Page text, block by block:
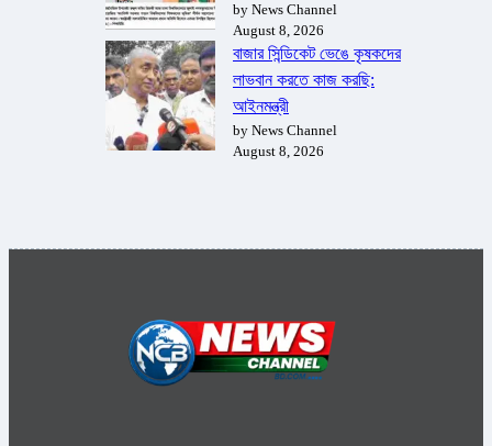
by News Channel
August 8, 2026
বাজার সিন্ডিকেট ভেঙে কৃষকদের
লাভবান করতে কাজ করছি:
আইনমন্ত্রী
by News Channel
August 8, 2026